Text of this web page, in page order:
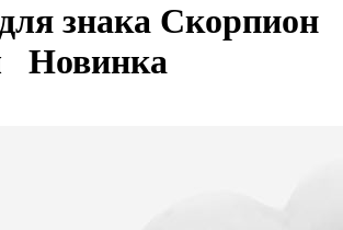
знака Скорпион
Новинка